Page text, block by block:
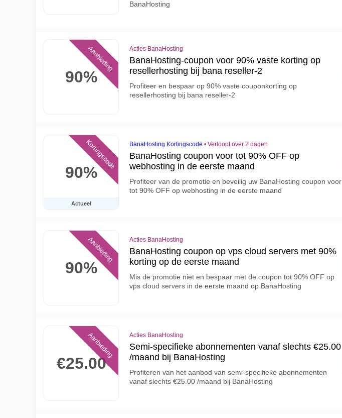
BanaHosting
90%
Aanbieding Acties BanaHosting
BanaHosting-coupon voor 90% vaste korting op
resellerhosting bij bana reseller-2
Profiteer en bespaar op 90% vaste couponkorting op
resellerhosting bij bana reseller-2
90%
Actueel
Kortingscode BanaHosting Kortingscode • Verloopt over 2 dagen
BanaHosting coupon voor tot 90% OFF op
webhosting in de eerste maand
Profiteer van de promotie en beveilig uw BanaHosting coupon voor
tot 90% OFF op webhosting in de eerste maand
90%
Aanbieding Acties BanaHosting
BanaHosting coupon op vps cloud servers met 90%
korting op de eerste maand
Mis de promotie niet en bespaar met de coupon tot 90% OFF op
vps cloud servers in de eerste maand op BanaHosting
€25.00
Aanbieding Acties BanaHosting
Semi-specifieke abonnementen vanaf slechts €25.00
/maand bij BanaHosting
Profiteren van het aanbod van semi-specifieke abonnementen
vanaf slechts €25.00 /maand bij BanaHosting